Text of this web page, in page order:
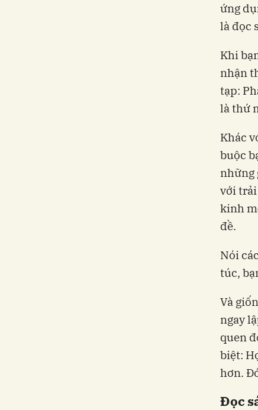
ứng
là đọc
Khi
nhận
tạp:
là thứ
Khác
buộc
những
với trải
kinh
đề.
Nói
túc,
Và
ngay
quen
biệt:
hơn.
Đọc